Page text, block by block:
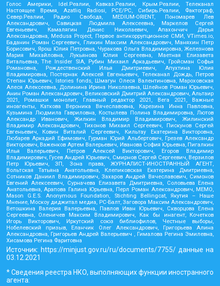
Голос Америки, Idel.Реалии, Кавказ.Реалии, Крым.Реалии, Телеканал
Настоящее Время, Azatliq Radiosi, PCE/PC, Сибирь.Реалии, Фактограф,
Север.Реалии, Радио Свобода, MEDIUM-ORIENT, Пономарев Лев
Александрович, Савицкая Людмила Алексеевна, Маркелов Сергей
Евгеньевич, Камалягин Денис Николаевич, Апахончич Дарья
Александровна, Medusa Project, Первое антикоррупционное СМИ, VTimes.io,
Баданин Роман Сергеевич, Гликин Максим Александрович, Маняхин Петр
Борисович, Ярош Юлия Петровна, Чуракова Ольга Владимировна, Железнова
Мария Михайловна, Лукьянова Юлия Сергеевна, Маетная Елизавета
Витальевна, The Insider SIA, Рубин Михаил Аркадьевич, Гройсман Софья
Романовна, Рождественский Илья Дмитриевич, Апухтина Юлия
Владимировна, Постернак Алексей Евгеньевич, Телеканал Дождь, Петров
Степан Юрьевич, Istories fonds, Шмагун Олеся Валентиновна, Мароховская
Алеся Алексеевна, Долинина Ирина Николаевна, Шлейнов Роман Юрьевич,
Анин Роман Александрович, Великовский Дмитрий Александрович, Альтаир
2021, Ромашки монолит, Главный редактор 2021, Вега 2021, Важные
иноагенты, Каткова Вероника Вячеславовна, Карезина Инна Павловна,
Кузьмина Людмила Гавриловна, Костылева Полина Владимировна, Лютов
Александр Иванович, Жилкин Владимир Владимирович, Жилинский
Владимир Александрович, Тихонов Михаил Сергеевич, Пискунов Сергей
Евгеньевич, Ковин Виталий Сергеевич, Кильтау Екатерина Викторовна,
Любарев Аркадий Ефимович, Гурман Юрий Альбертович, Грезев Александр
Викторович, Важенков Артем Валерьевич, Иванова София Юрьевна, Пигалкин
Илья Валерьевич, Петров Алексей Викторович, Егоров Владимир
Владимирович, Гусев Андрей Юрьевич, Смирнов Сергей Сергеевич, Верзилов
Петр Юрьевич, ЗП, Зона права, ЖУРНАЛИСТ-ИНОСТРАННЫЙ АГЕНТ,
Вольтская Татьяна Анатольевна, Клепиковская Екатерина Дмитриевна,
Сотников Даниил Владимирович, Захаров Андрей Вячеславович, Симонов
Евгений Алексеевич, Сурначева Елизавета Дмитриевна, Соловьева Елена
Анатольевна, Арапова Галина Юрьевна, Перл Роман Александрович, МЕМО,
Mason G.E.S. Anonymous Foundation, Stichting Bellingcat, Якутия – Наше
Мнение, Москоу диджитал медиа, РС-Балт, Заговора Максим Александрович,
Ветошкина Валерия Валерьевна, Павлов Иван Юрьевич, Скворцова Елена
Сергеевна, Оленичев Максим Владимирович, Как бы инагент, Кочетков
Игорь Викторович, Иркутский союз библиофилов, Честные выборы,
Нобелевский призыв, Еланчик Олег Александрович, Григорьева Алина
Александровна, Григорьев Андрей Валерьевич , Гималова Регина Эмилевна,
Хисамова Регина Фаритовна
Источник: https://minjust.gov.ru/ru/documents/7755/данные на
03.12.2021
* Сведения реестра НКО, выполняющих функции иностранного
агента: